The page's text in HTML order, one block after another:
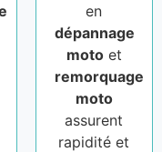
en
dépannage
motoet
remorquage
moto
assurent
rapidité et